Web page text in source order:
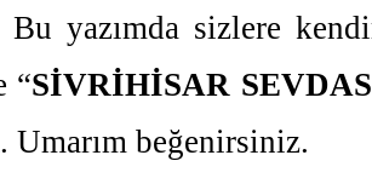
Bu yazımda sizlere
“SİVRİHİSAR
Umarım beğenirsiniz.